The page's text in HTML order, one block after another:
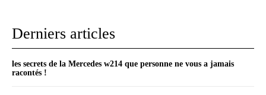
Derniers articles
les secrets de la Mercedes w214 que personne ne vous a jamais
racontés !